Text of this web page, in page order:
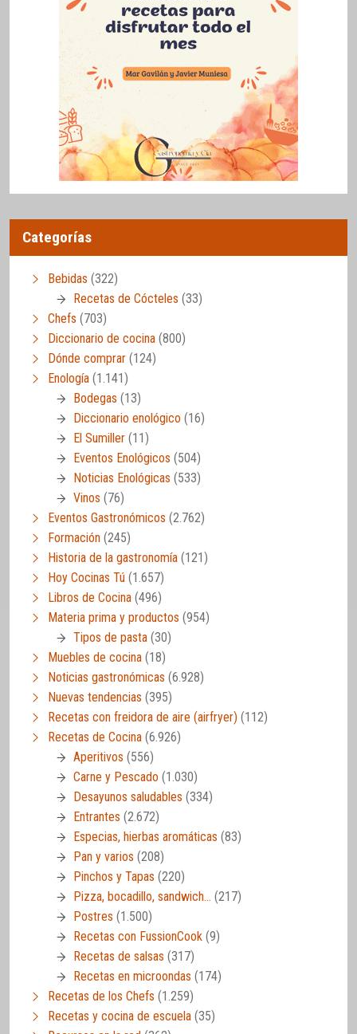
Categorías
Bebidas (322)
Recetas de Cócteles (33)
Chefs (703)
Diccionario de cocina (800)
Dónde comprar (124)
Enología (1.141)
Bodegas (13)
Diccionario enológico (16)
El Sumiller (11)
Eventos Enológicos (504)
Noticias Enológicas (533)
Vinos (76)
Eventos Gastronómicos (2.762)
Formación (245)
Historia de la gastronomía (121)
Hoy Cocinas Tú (1.657)
Libros de Cocina (496)
Materia prima y productos (954)
Tipos de pasta (30)
Muebles de cocina (18)
Noticias gastronómicas (6.928)
Nuevas tendencias (395)
Recetas con freidora de aire (airfryer) (112)
Recetas de Cocina (6.926)
Aperitivos (556)
Carne y Pescado (1.030)
Desayunos saludables (334)
Entrantes (2.672)
Especias, hierbas aromáticas (83)
Pan y varios (208)
Pinchos y Tapas (220)
Pizza, bocadillo, sandwich… (217)
Postres (1.500)
Recetas con FussionCook (9)
Recetas de salsas (317)
Recetas en microondas (174)
Recetas de los Chefs (1.259)
Recetas y cocina de escuela (35)